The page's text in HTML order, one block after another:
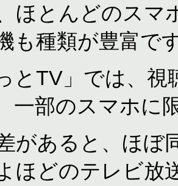
ほとんどのスマ
も種類が豊富で
とTV」では、
一部のスマホに
があると、ほぼ
ほどのテレビ放